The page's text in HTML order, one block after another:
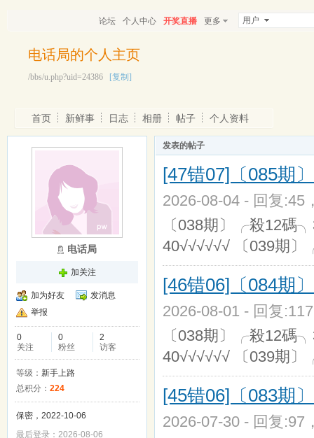
论坛 个人中心 开奖直播 更多 用户
电话局的个人主页
/bbs/u.php?uid=24386 [复制]
首页 新鲜事 日志 相册 帖子 个人资料
电话局
加关注
加为好友
发消息
举报
0
关注
0
粉丝
2
访客
等级： 新手上路
总积分： 224
保密，2022-10-06
最后登录：2026-08-06
发表的帖子
[47错07]〔085期
2026-08-04 - 回复:45
〔038期〕╭殺12碼
40√√√√√√ 〔039期
[46错06]〔084期
2026-08-01 - 回复
〔038期〕╭殺12碼
40√√√√√√ 〔039期
[45错06]〔083期
2026-07-30 - 回复:97